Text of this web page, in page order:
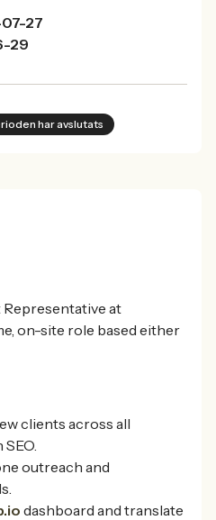
27
29
har avslutats
at
on-site role based either
clients across all
outreach and
dashboard and translate